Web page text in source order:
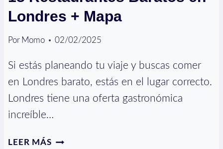
Londres + Mapa
Por Momo 02/02/2025
Si estás planeando tu viaje y buscas comer
en Londres barato, estás en el lugar correcto.
Londres tiene una oferta gastronómica
increíble…
LEER MÁS18